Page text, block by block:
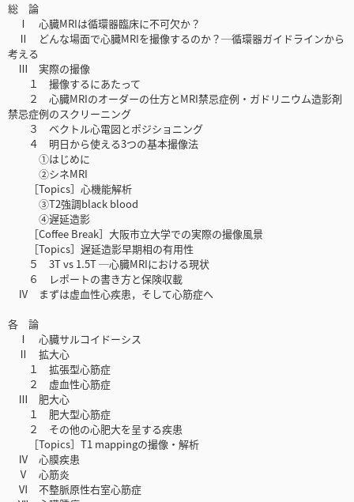
総 論
Ⅰ 心臓MRIは循環器臨床に不可欠か？
Ⅱ どんな場面で心臓MRIを撮像するのか？─循環器ガイドラインから
考える
Ⅲ 実際の撮像
１ 撮像するにあたって
２ 心臓MRIのオーダーの仕方とMRI禁忌症例・ガドリニウム造影剤
禁忌症例のスクリーニング
３ ベクトル心電図とポジショニング
４ 明日から使える3つの基本撮像法
①はじめに
②シネMRI
［Topics］心機能解析
③T2強調black blood
④遅延造影
［Coffee Break］大阪市立大学での実際の撮像風景
［Topics］遅延造影早期相の有用性
５ 3T vs 1.5T ─心臓MRIにおける現状
６ レポートの書き方と保険収載
Ⅳ まずは虚血性心疾患，そして心筋症へ
各 論
Ⅰ 心臓サルコイドーシス
Ⅱ 拡大心
１ 拡張型心筋症
２ 虚血性心筋症
Ⅲ 肥大心
１ 肥大型心筋症
２ その他の心肥大を呈する疾患
［Topics］T1 mappingの撮像・解析
Ⅳ 心膜疾患
Ⅴ 心筋炎
Ⅵ 不整脈原性右室心筋症